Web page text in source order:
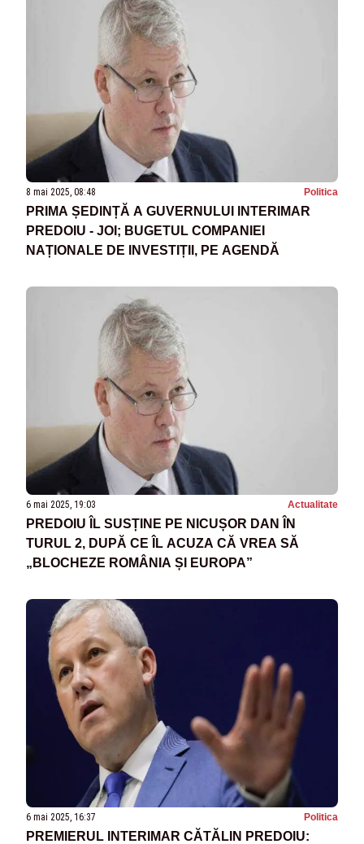
8 mai 2025, 08:48 Politica
PRIMA ȘEDINȚĂ A GUVERNULUI INTERIMAR
PREDOIU - JOI; BUGETUL COMPANIEI
NAȚIONALE DE INVESTIȚII, PE AGENDĂ
6 mai 2025, 19:03 Actualitate
PREDOIU ÎL SUSȚINE PE NICUȘOR DAN ÎN
TURUL 2, DUPĂ CE ÎL ACUZA CĂ VREA SĂ
„BLOCHEZE ROMÂNIA ȘI EUROPA”
6 mai 2025, 16:37 Politica
PREMIERUL INTERIMAR CĂTĂLIN PREDOIU: